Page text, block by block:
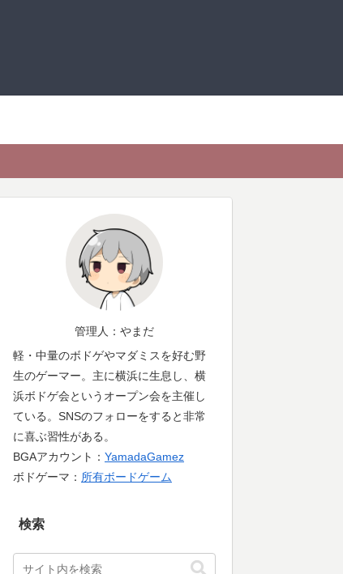
管理人：やまだ
軽・中量のボドゲやマダミスを好む野
生のゲーマー。主に横浜に生息し、横
浜ボドゲ会というオープン会を主催し
ている。SNSのフォローをすると非常
に喜ぶ習性がある。
BGAアカウント： YamadaGamez
ボドゲーマ： 所有ボードゲーム
検索